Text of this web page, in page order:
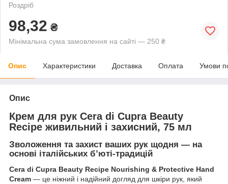
Роздріб
98,32 ₴
Мінімальна сума замовлення на сайті — 250 ₴
Опис Характеристики Доставка Оплата Умови
Опис
Крем для рук Cera di Cupra Beauty
Recipe живильний і захисний, 75 мл
Зволоження та захист ваших рук щодня — на
основі італійських бʼюті-традицій
Cera di Cupra Beauty Recipe Nourishing & Protective Hand
Cream — це ніжний і надійний догляд для шкіри рук, який